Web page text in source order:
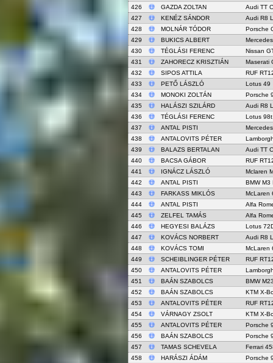
426
GAZDA ZOLTAN
Audi TT
427
KENÉZ SÁNDOR
Audi R8
428
MOLNÁR TÓDOR
Porsche
429
BUKICS ALBERT
430
TÉGLÁSI FERENC
Nissan
431
ZAHORECZ KRISZTIÁN
Maserati
432
SIPOS ATTILA
RUF
433
PETŐ LÁSZLÓ
Lotus 49
434
MONOKI ZOLTÁN
Porsche
435
HALÁSZI SZILÁRD
Audi R8
436
TÉGLÁSI FERENC
Lotus 98t
437
ANTAL PISTI
438
ANTALOVITS PÉTER
439
BALAZS BERTALAN
Audi TT
440
BACSA GÁBOR
RUF
441
IGNÁCZ LÁSZLÓ
Mclaren
442
ANTAL PISTI
BMW M3
443
FARKASS MIKLÓS
McLaren
444
ANTAL PISTI
Alfa
445
ZELFEL TAMÁS
Alfa
446
HEGYESI BALÁZS
Lotus
447
KOVÁCS NORBERT
Audi R8
448
KOVÁCS TOMI
McLaren
449
SCHEIBLINGER PÉTER
RUF
450
ANTALOVITS PÉTER
451
BAÁN SZABOLCS
BMW
452
BAÁN SZABOLCS
KTM X-
453
ANTALOVITS PÉTER
RUF
454
VÁRNAGY ZSOLT
KTM X-
455
ANTALOVITS PÉTER
Porsche
456
BAÁN SZABOLCS
Porsche
457
TAMAS SCHEVELA
Ferrari
458
HARÁSZI ÁDÁM
Porsche